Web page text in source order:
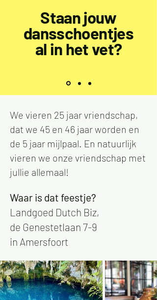
Staan jouw
dansschoentjes
al in het vet?
We vieren 25 jaar vriendschap,
dat we 45 en 46 jaar worden en
de 5 jaar mijlpaal. En natuurlijk
vieren we onze vriendschap met
jullie allemaal!
Waar is dat feestje?
Landgoed Dutch Biz,
de Genestetlaan 7-9
in Amersfoort